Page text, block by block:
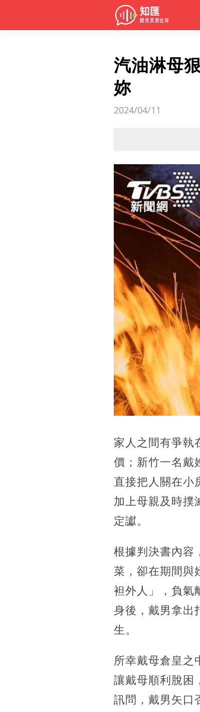
汽油淋母
妳
2024/04/11
家人之間有爭執
價；新竹一名戴
直接把人關在小
加上母親及時撲
定讞。
根據判決書內容
菜，卻在期間與
袒外人」，負氣
身後，戴男拿出
生。
所幸戴母倉皇之
讓戴母順利脫困
訊問，戴男矢口